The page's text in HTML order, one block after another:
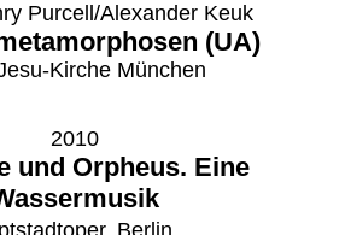
Purcell/Alexander Keuk
(UA)
Kirche München
2010
und Orpheus. Eine